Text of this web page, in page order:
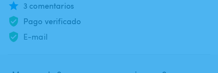
3 comentarios
Pago verificado
E-mail